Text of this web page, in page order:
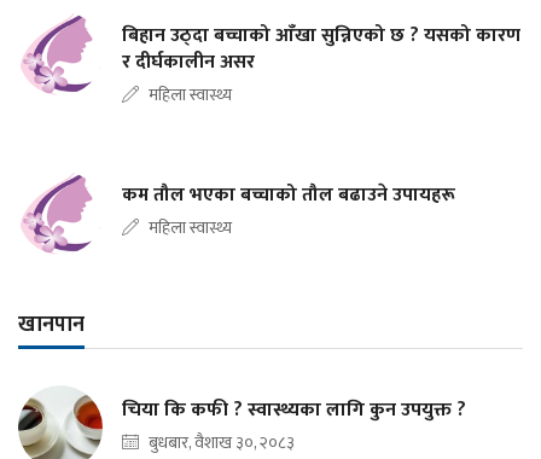
बिहान उठ्दा बच्चाको आँखा सुन्निएको छ ? यसको कारण
र दीर्घकालीन असर
महिला स्वास्थ्य
कम तौल भएका बच्चाको तौल बढाउने उपायहरू
महिला स्वास्थ्य
खानपान
चिया कि कफी ? स्वास्थ्यका लागि कुन उपयुक्त ?
बुधबार, वैशाख ३०, २०८३